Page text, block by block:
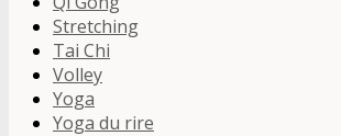
Stretching
Tai Chi
Volley
Yoga
Yoga du rire